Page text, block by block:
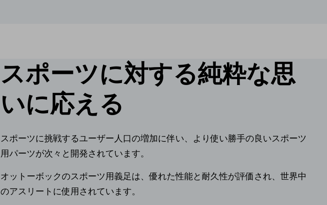
スポーツに対する純粋な思
いに応える
スポーツに挑戦するユーザー人口の増加に伴い、より使い勝手の良いスポーツ
用パーツが次々と開発されています。
オットーボックのスポーツ用義足は、優れた性能と耐久性が評価され、世界中
のアスリートに使用されています。